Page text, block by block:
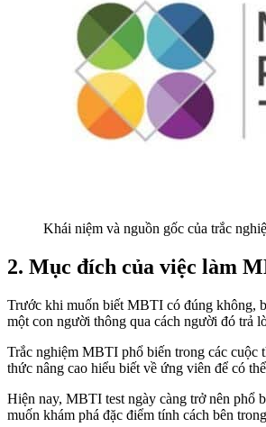
Khái niệm và nguồn gốc của trắc
2. Mục đích của việc làm
Trước khi muốn biết MBTI có đúng không,
một con người thông qua cách người đó trả
Trắc nghiệm MBTI phổ biến trong các cuộc
thức nâng cao hiểu biết về ứng viên để có
Hiện nay, MBTI test ngày càng trở nên phổ
muốn khám phá đặc điểm tính cách bên